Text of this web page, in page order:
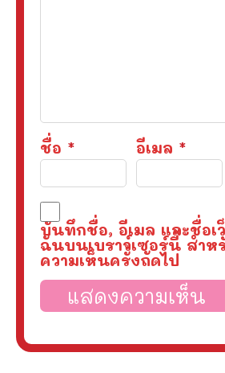
ชื่อ * อีเมล *
บันทึกชื่อ, อีเมล และชื่อเ
ฉันบนเบราว์เซอร์นี้ สำห
ความเห็นครั้งถัดไป